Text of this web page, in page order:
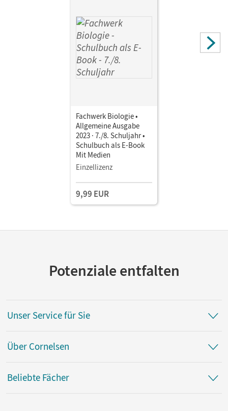
Fachwerk Biologie •
Allgemeine Ausgabe
2023 · 7./8. Schuljahr •
Schulbuch als E-Book
Mit Medien
Einzellizenz
9,99 EUR
Potenziale entfalten
Unser Service für Sie
Über Cornelsen
Beliebte Fächer